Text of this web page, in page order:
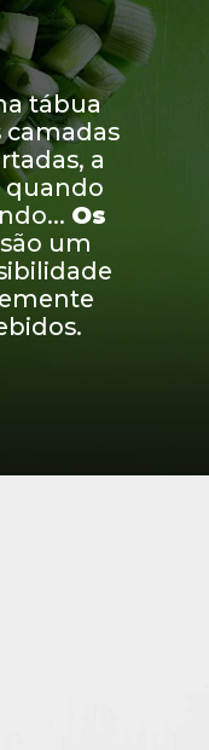
tábua
camadas
a
quando
Os
são um